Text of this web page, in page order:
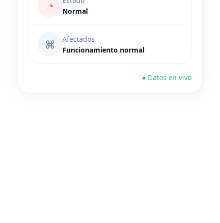
◔
Normal
⌘
Afectados
Funcionamiento normal
● Datos en vivo